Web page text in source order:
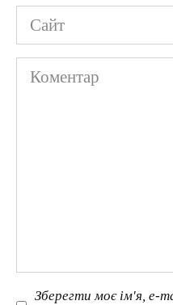
Сайт
Коментар
Зберегти моє ім'я, e-